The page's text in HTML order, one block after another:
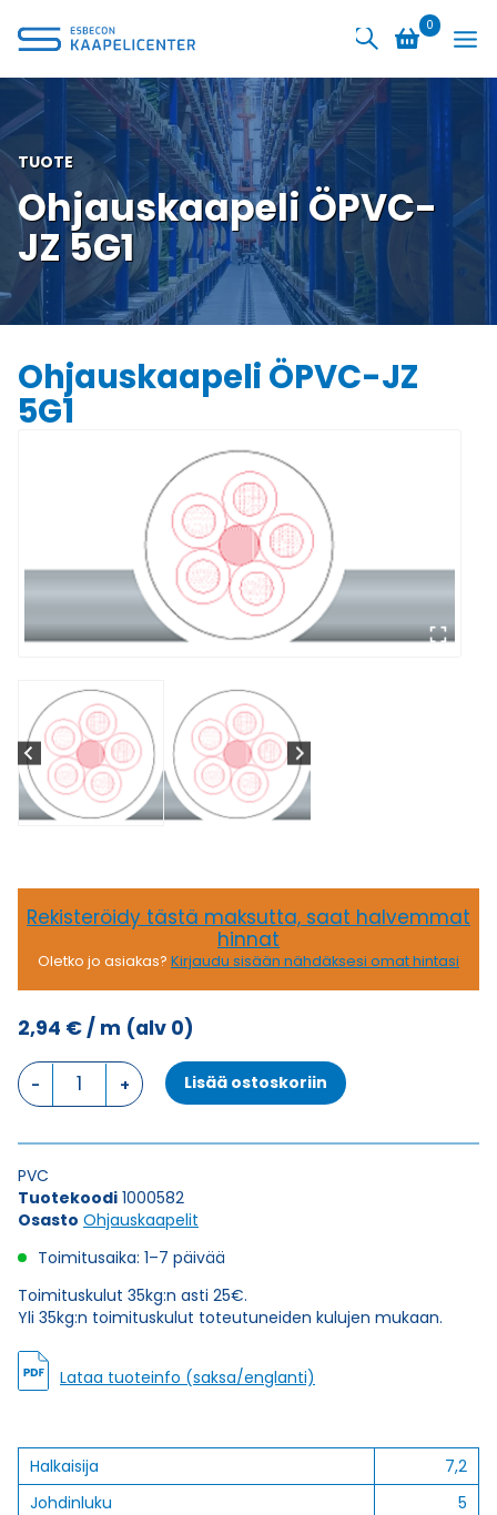
sisältöön
0
TUOTE
Ohjauskaapeli ÖPVC-
JZ 5G1
Ohjauskaapeli ÖPVC-JZ
5G1
Rekisteröidy tästä maksutta, saat halvemmat
hinnat
Oletko jo asiakas? Kirjaudu sisään nähdäksesi omat hintasi
2,94 €/ m (alv 0)
Ohjauskaapeli
ÖPVC-
5G1
Lisää ostoskoriin
PVC
Tuotekoodi 1000582
Osasto Ohjauskaapelit
Toimitusaika: 1–7 päivää
Toimituskulut 35kg:n asti 25€.
Yli 35kg:n toimituskulut toteutuneiden kulujen mukaan.
Lataa tuoteinfo (saksa/englanti)
Halkaisija
7,2
Johdinluku
5